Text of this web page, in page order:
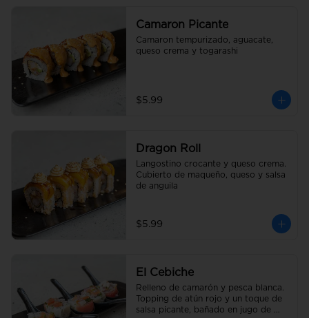
Camaron Picante
Camaron tempurizado, aguacate,
queso crema y togarashi
$5.99
Dragon Roll
Langostino crocante y queso crema.
Cubierto de maqueño, queso y salsa
de anguila
$5.99
El Cebiche
Relleno de camarón y pesca blanca.
Topping de atún rojo y un toque de
salsa picante, bañado en jugo de